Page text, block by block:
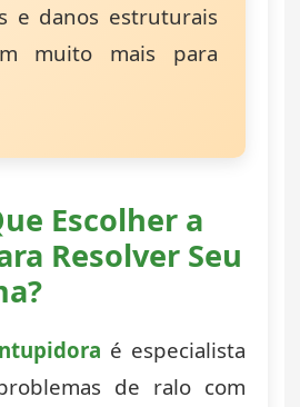
e danos estruturais
muito mais para
Escolher a
Resolver Seu
é especialista
de ralo com